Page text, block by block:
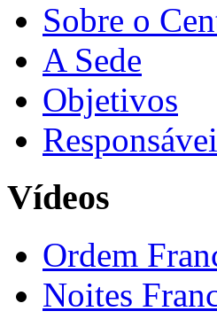
Sobre o
A Sede
Objetivos
Vídeos
Ordem
Noites